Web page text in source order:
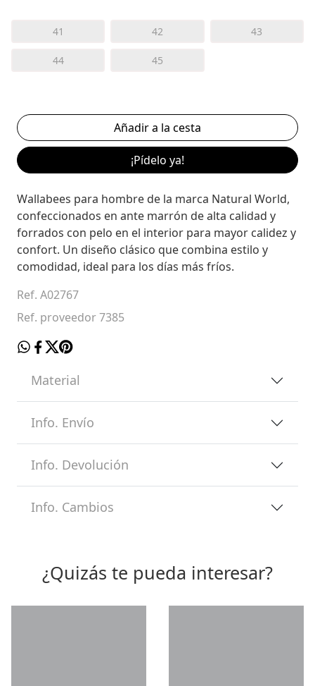
41 42 43
44 45
¡Pídelo ya!
Wallabees para hombre de la marca Natural World,
confeccionados en ante marrón de alta calidad y
forrados con pelo en el interior para mayor calidez y
confort. Un diseño clásico que combina estilo y
comodidad, ideal para los días más fríos.
Ref. A02767
Ref. proveedor 7385
Material
Info. Envío
Info. Devolución
Info. Cambios
¿Quizás te pueda interesar?